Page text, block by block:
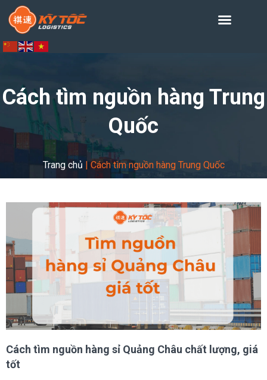
Cách tìm nguồn hàng Trung
Quốc
Trang chủ | Cách tìm nguồn hàng Trung Quốc
Cách tìm nguồn hàng sỉ Quảng Châu chất lượng, giá
tốt